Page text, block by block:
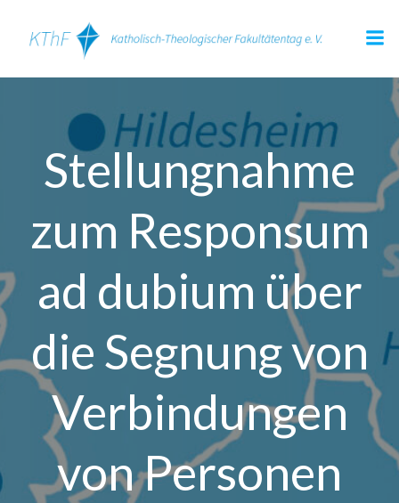
Inhalt
springen
Stellungnahme
zum Responsum
ad dubium über
die Segnung von
Verbindungen
von Personen